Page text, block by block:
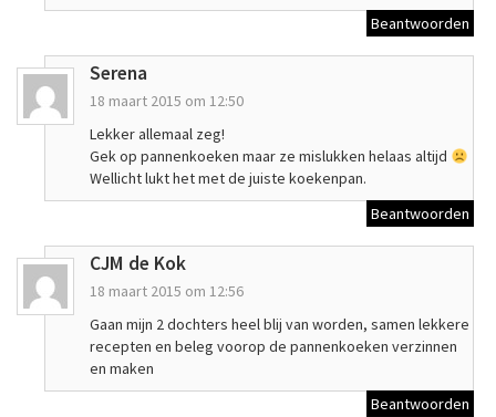
Beantwoorden
Serena
18 maart 2015 om 12:50
Lekker allemaal zeg!
Gek op pannenkoeken maar ze mislukken helaas altijd
Wellicht lukt het met de juiste koekenpan.
Beantwoorden
CJM de Kok
18 maart 2015 om 12:56
Gaan mijn 2 dochters heel blij van worden, samen lekkere
recepten en beleg voorop de pannenkoeken verzinnen
en maken
Beantwoorden